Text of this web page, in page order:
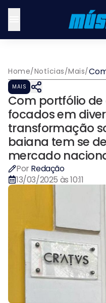
Home/Notícias/Mais/
MAIS
Com portfólio de
focados em
transformação
baiana tem se
mercado
Por Redação
13/03/2025 às 10:11